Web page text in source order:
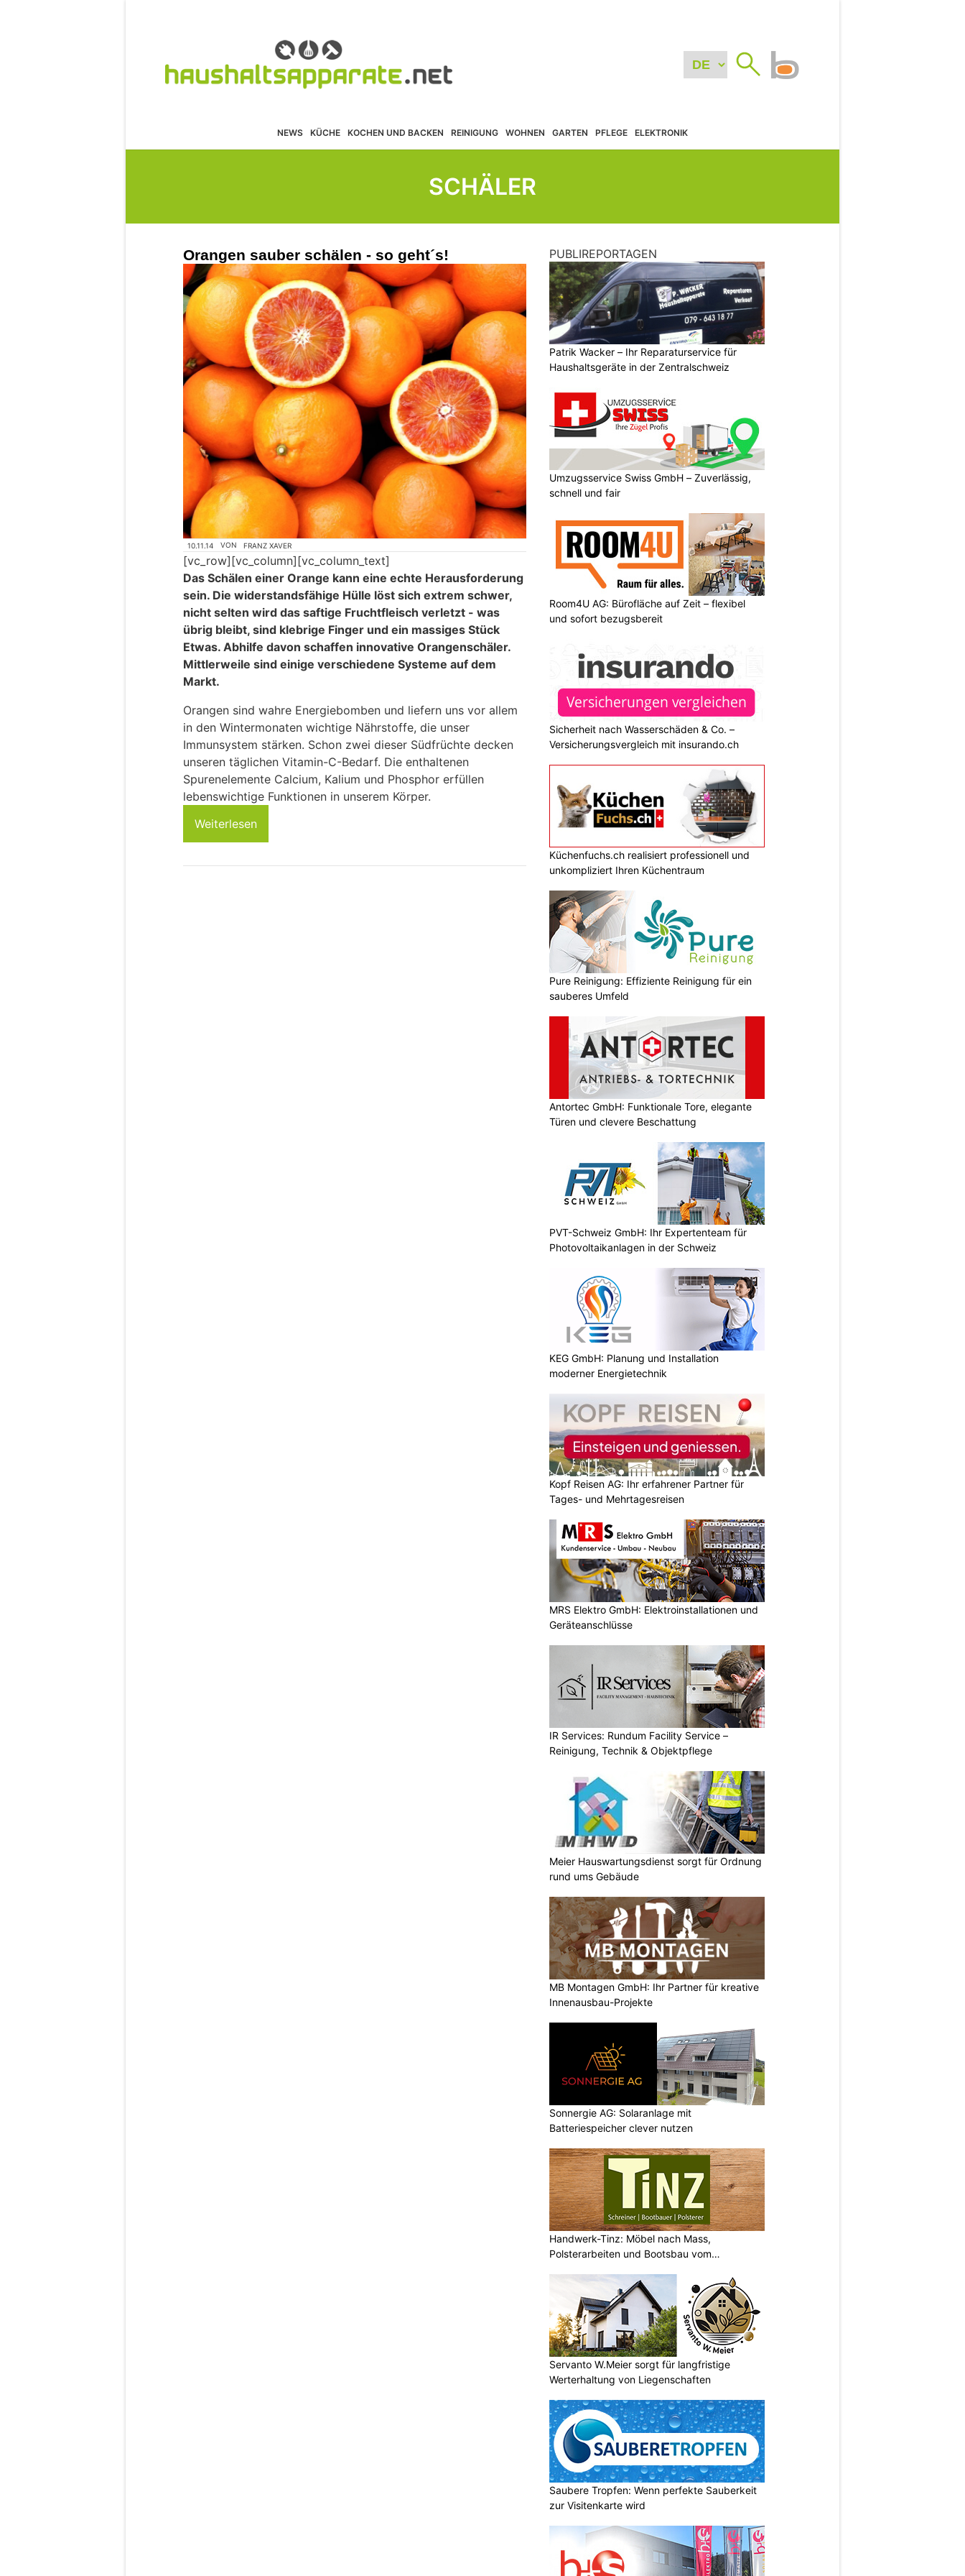
NEWS KÜCHE KOCHEN UND BACKEN REINIGUNG WOHNEN GARTEN PFLEGE ELEKTRONIK
SCHÄLER
Orangen sauber schälen - so geht´s!
10.11.14 VON FRANZ XAVER
[vc_row][vc_column][vc_column_text]
Das Schälen einer Orange kann eine echte Herausforderung
sein. Die widerstandsfähige Hülle löst sich extrem schwer,
nicht selten wird das saftige Fruchtfleisch verletzt - was
übrig bleibt, sind klebrige Finger und ein massiges Stück
Etwas. Abhilfe davon schaffen innovative Orangenschäler.
Mittlerweile sind einige verschiedene Systeme auf dem
Markt.
Orangen sind wahre Energiebomben und liefern uns vor allem
in den Wintermonaten wichtige Nährstoffe, die unser
Immunsystem stärken. Schon zwei dieser Südfrüchte decken
unseren täglichen Vitamin-C-Bedarf. Die enthaltenen
Spurenelemente Calcium, Kalium und Phosphor erfüllen
lebenswichtige Funktionen in unserem Körper.
Weiterlesen
PUBLIREPORTAGEN
Patrik Wacker – Ihr Reparaturservice für
Haushaltsgeräte in der Zentralschweiz
Umzugsservice Swiss GmbH – Zuverlässig,
schnell und fair
Room4U AG: Bürofläche auf Zeit – flexibel
und sofort bezugsbereit
Sicherheit nach Wasserschäden & Co. –
Versicherungsvergleich mit insurando.ch
Küchenfuchs.ch realisiert professionell und
unkompliziert Ihren Küchentraum
Pure Reinigung: Effiziente Reinigung für ein
sauberes Umfeld
Antortec GmbH: Funktionale Tore, elegante
Türen und clevere Beschattung
PVT-Schweiz GmbH: Ihr Expertenteam für
Photovoltaikanlagen in der Schweiz
KEG GmbH: Planung und Installation
moderner Energietechnik
Kopf Reisen AG: Ihr erfahrener Partner für
Tages- und Mehrtagesreisen
MRS Elektro GmbH: Elektroinstallationen und
Geräteanschlüsse
IR Services: Rundum Facility Service –
Reinigung, Technik & Objektpflege
Meier Hauswartungsdienst sorgt für Ordnung
rund ums Gebäude
MB Montagen GmbH: Ihr Partner für kreative
Innenausbau-Projekte
Sonnergie AG: Solaranlage mit
Batteriespeicher clever nutzen
Handwerk-Tinz: Möbel nach Mass,
Polsterarbeiten und Bootsbau vom
Servanto W.Meier sorgt für langfristige
Werterhaltung von Liegenschaften
Saubere Tropfen: Wenn perfekte Sauberkeit
zur Visitenkarte wird